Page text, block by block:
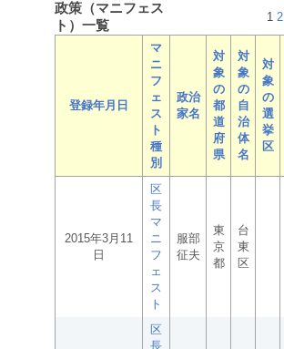
政策（マニフェス
ト）一覧
1 2
登録年月日
マ
ニ
フ
ェ
ス
ト
種
別
政治
家名
対
象
の
都
道
府
県
対
象
の
自
治
体
名
対
象
の
選
挙
区
2015年3月11
日
区
長
マ
ニ
フ
ェ
ス
ト
服部
征夫
東
京
都
台
東
区
区
長